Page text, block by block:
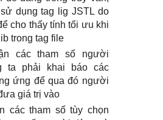
dụng tag lig JSTL do
cho thấy tính tối ưu khi
trong tag file
các tham số người
ta phải khai báo các
ứng để qua đó người
giá trị vào
các tham số tùy chọn